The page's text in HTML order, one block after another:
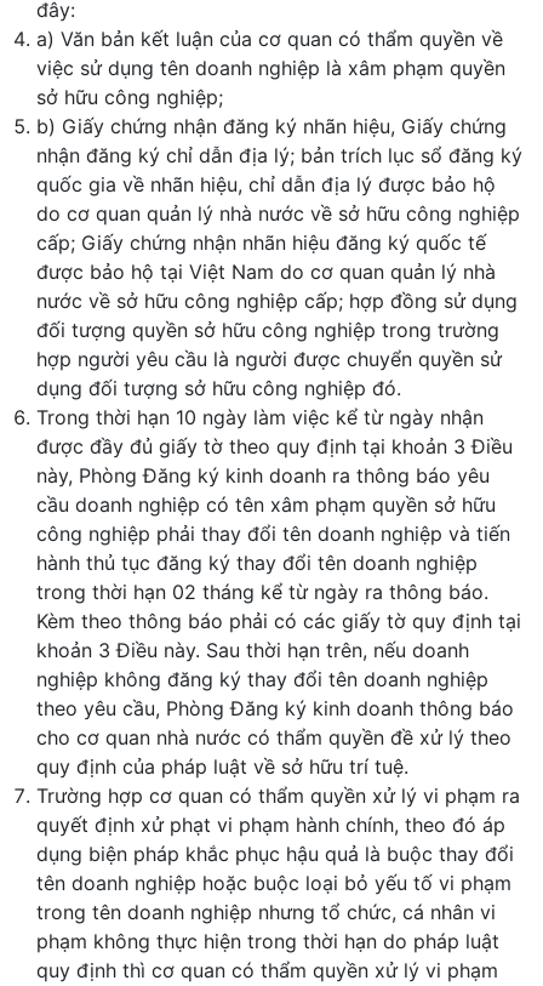
đây:
a) Văn bản kết luận của cơ quan có thẩm quyền về
việc sử dụng tên doanh nghiệp là xâm phạm quyền
sở hữu công nghiệp;
b) Giấy chứng nhận đăng ký nhãn hiệu, Giấy chứng
nhận đăng ký chỉ dẫn địa lý; bản trích lục sổ đăng ký
quốc gia về nhãn hiệu, chỉ dẫn địa lý được bảo hộ
do cơ quan quản lý nhà nước về sở hữu công nghiệp
cấp; Giấy chứng nhận nhãn hiệu đăng ký quốc tế
được bảo hộ tại Việt Nam do cơ quan quản lý nhà
nước về sở hữu công nghiệp cấp; hợp đồng sử dụng
đối tượng quyền sở hữu công nghiệp trong trường
hợp người yêu cầu là người được chuyển quyền sử
dụng đối tượng sở hữu công nghiệp đó.
Trong thời hạn 10 ngày làm việc kể từ ngày nhận
được đầy đủ giấy tờ theo quy định tại khoản 3 Điều
này, Phòng Đăng ký kinh doanh ra thông báo yêu
cầu doanh nghiệp có tên xâm phạm quyền sở hữu
công nghiệp phải thay đổi tên doanh nghiệp và tiến
hành thủ tục đăng ký thay đổi tên doanh nghiệp
trong thời hạn 02 tháng kể từ ngày ra thông báo.
Kèm theo thông báo phải có các giấy tờ quy định tại
khoản 3 Điều này. Sau thời hạn trên, nếu doanh
nghiệp không đăng ký thay đổi tên doanh nghiệp
theo yêu cầu, Phòng Đăng ký kinh doanh thông báo
cho cơ quan nhà nước có thẩm quyền đề xử lý theo
quy định của pháp luật về sở hữu trí tuệ.
Trường hợp cơ quan có thẩm quyền xử lý vi phạm ra
quyết định xử phạt vi phạm hành chính, theo đó áp
dụng biện pháp khắc phục hậu quả là buộc thay đổi
tên doanh nghiệp hoặc buộc loại bỏ yếu tố vi phạm
trong tên doanh nghiệp nhưng tổ chức, cá nhân vi
phạm không thực hiện trong thời hạn do pháp luật
quy định thì cơ quan có thẩm quyền xử lý vi phạm